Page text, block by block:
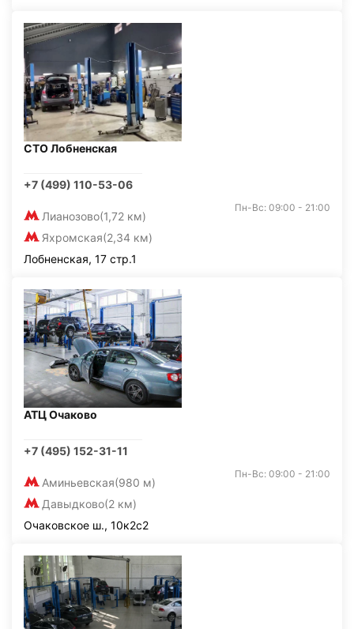
СТО Лобненская
+7 (499) 110-53-06
Лианозово(1,72 км)
Яхромская(2,34 км)
Пн-Вс: 09:00 - 21:00
Лобненская, 17 стр.1
АТЦ Очаково
+7 (495) 152-31-11
Аминьевская(980 м)
Давыдково(2 км)
Пн-Вс: 09:00 - 21:00
Очаковское ш., 10к2с2